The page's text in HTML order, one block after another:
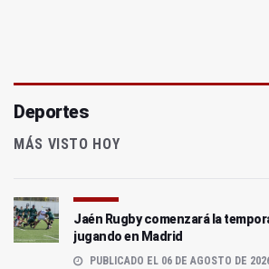
Deportes
MÁS VISTO HOY
Jaén Rugby comenzará la
jugando en Madrid
PUBLICADO EL 06 DE AGOSTO DE